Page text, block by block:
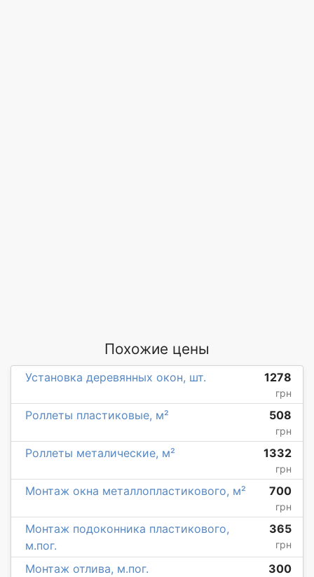
Похожие цены
Установка деревянных окон, шт. 1278
грн
Роллеты пластиковые, м² 508
грн
Роллеты металические, м² 1332
грн
Монтаж окна металлопластикового, м² 700
грн
Монтаж подоконника пластикового,
м.пог.
365
грн
Монтаж отлива, м.пог. 300